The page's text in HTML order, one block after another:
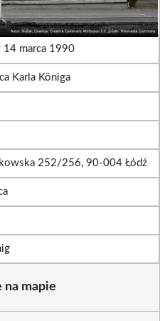
marca 1990
Karla Königa
252/256, 90-004 Łódź
na mapie